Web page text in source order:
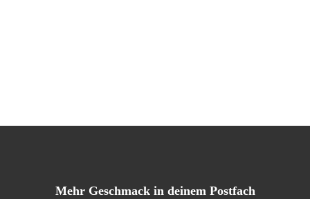
Mehr Geschmack in deinem Postfach